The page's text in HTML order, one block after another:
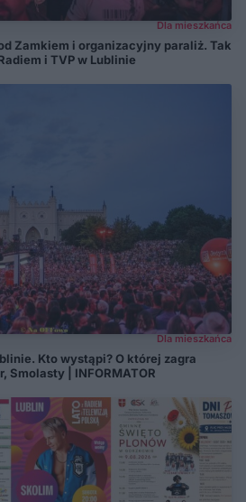
Dla mieszkańca
Zamkiem i organizacyjny paraliż. Tak
i TVP w Lublinie
Dla mieszkańca
Kto wystąpi? O której zagra
Smolasty | INFORMATOR